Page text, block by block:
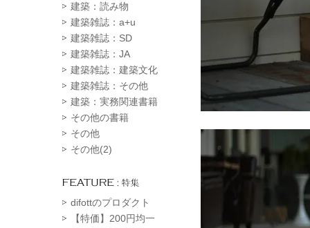
建築：読み物
建築雑誌：a+u
建築雑誌：SD
建築雑誌：JA
建築雑誌：建築文化
建築雑誌：その他
建築：実務関連書籍
その他の書籍
その他
その他(2)
difottのプロダクト
【特価】200円均一